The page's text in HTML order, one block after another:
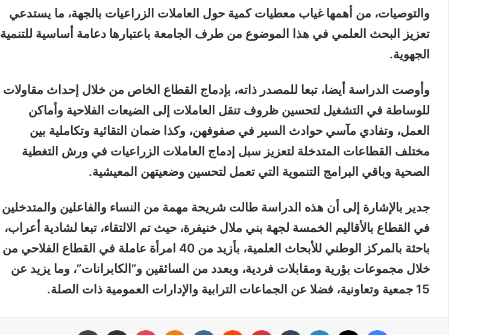
والتوصيات، من أهمها غياب معطيات كمية حول العاملات الزراعيات بالجهة، ما يستدعي
تعزيز البحث العلمي في هذا الموضوع من طرف الجامعة باعتبارها دعامة أساسية للتنمية
الجهوية.
وأوصت الدراسة أيضا، تبعا للمصدر ذاته، بإدماج القطاع الخاص من خلال إحداث مقاولات
للوساطة في التشغيل لتحسين ظروف تنقل العاملات إلى الضيعات الفلاحية وأماكن
العمل، وتفادي مآسي حوادث السير في صفوفهن، وكذا ضمان التقائية وتكاملية بين
مختلف القطاعات المتدخلة لتعزيز سبل إدماج العاملات الزراعيات في ورش التغطية
الصحية وباقي البرامج التنموية التي تعمل لتحسين وضعيتهن المعيشية.
جدير بالإشارة إلى أن هذه الدراسة طالت شريحة مهمة من النساء والفاعلين والمتدخلين
في القطاع بالأقاليم الخمسة لجهة بني ملال خنيفرة، حيث تم الالتقاء، تبعا لشادية أعراب،
باحثة بالمركز الوطني للأبحاث العلمية، بأزيد من 40 امرأة عاملة في القطاع الفلاحي من
خلال مجموعات بؤرية ومقابلات فردية، وبعدد من السائقين و”الكابرانات”، وما يزيد عن
15 جمعية وتعاونية، فضلا عن الجماعات الترابية والإدارات العمومية ذات الصلة.
فيسبوك لينكدإن بينتيريست Odnoklassniki
‫Pocket مشاركة عبر البريد